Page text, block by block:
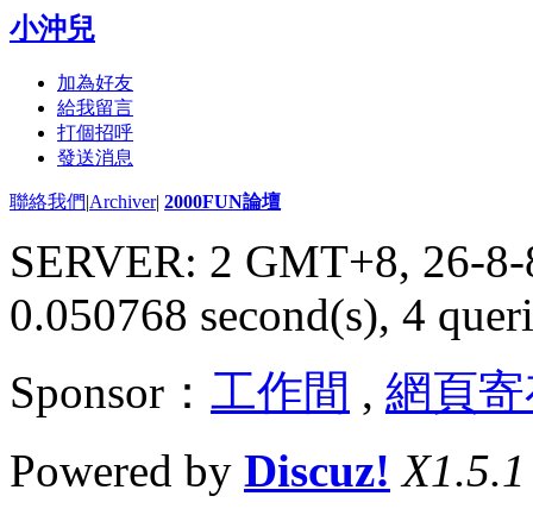
小沖兒
加為好友
給我留言
打個招呼
發送消息
聯絡我們|Archiver| 2000FUN論壇
SERVER: 2 GMT+8, 26-
0.050768 second(s), 4
Sponsor： 工作間 , 網頁
Powered by Discuz! X1.5.1